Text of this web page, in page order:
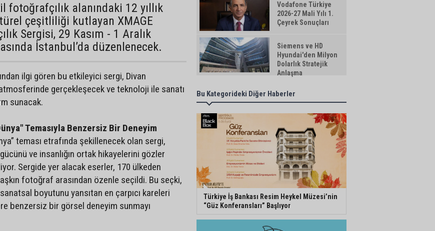
fotoğrafçılık alanındaki 12 yıllık
çeşitliliği kutlayan XMAGE
Sergisi, 29 Kasım - 1 Aralık
İstanbul’da düzenlenecek.
ilgi gören bu etkileyici sergi, Divan
gerçekleşecek ve teknoloji ile sanatı
sunacak.
Temasıyla Benzersiz Bir Deneyim
teması etrafında şekillenecek olan sergi,
ve insanlığın ortak hikayelerini gözler
Sergide yer alacak eserler, 170 ülkeden
fotoğraf arasından özenle seçildi. Bu seçki,
boyutunu yansıtan en çarpıcı kareleri
benzersiz bir görsel deneyim sunmayı
Vodafone Türkiye
2026-27 Mali Yılı 1.
Çeyrek Sonuçları
Siemens ve HD
Hyundai'den Milyon
Dolarlık Stratejik
Anlaşma
Bu Kategorideki Diğer Haberler
Türkiye İş Bankası Resim Heykel Müzesi’nin
“Güz Konferansları” Başlıyor